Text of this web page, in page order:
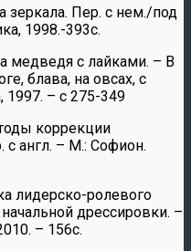
зеркала. Пер. с нем./под
1998.-393с.
медведя с лайками. – В
блава, на овсах, с
1997. – с 275-349
коррекции
с англ. – М.: Софион.
лидерско-ролевого
дрессировки. –
– 156с.